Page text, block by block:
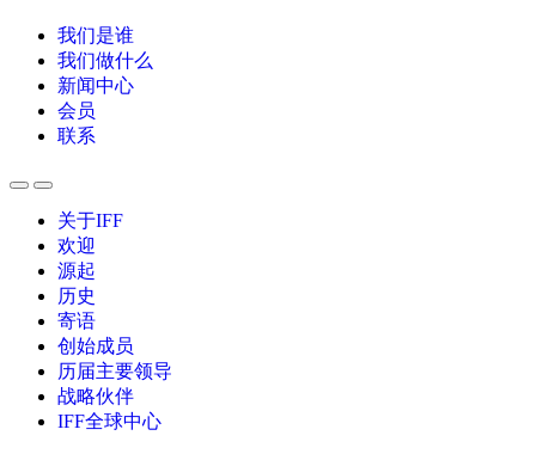
我们是谁
我们做什么
新闻中心
会员
联系
关于IFF
欢迎
源起
历史
寄语
创始成员
历届主要领导
战略伙伴
IFF全球中心